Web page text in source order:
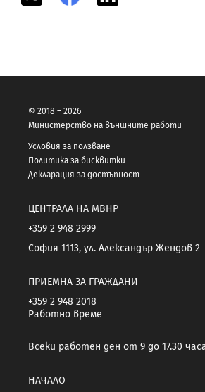
© 2018 – 2026
Министерство на външните работи
Условия за ползване
Политика за бисквитки
Декларация за достъпност
ЦЕНТРАЛА НА МВНР
+359 2 948 2999
София 1113, ул. Александър Жендов 2
ПРИЕМНА ЗА ГРАЖДАНИ
+359 2 948 2018
Работно време
Всеки работен ден от 9 до 17.30
НАЧАЛО